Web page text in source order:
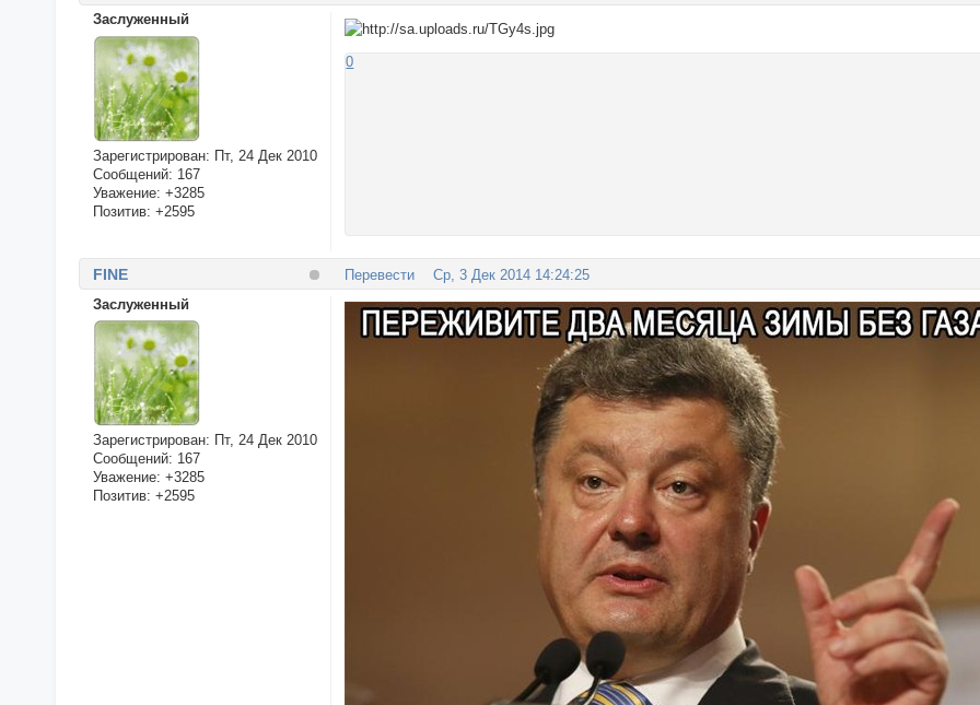
Заслуженный
Зарегистрирован: Пт, 24 Дек 2010
Сообщений: 167
Уважение: +3285
Позитив: +2595
0
Перевести Ср, 3 Дек 2014 14:24:25
FINE
Заслуженный
Зарегистрирован: Пт, 24 Дек 2010
Сообщений: 167
Уважение: +3285
Позитив: +2595